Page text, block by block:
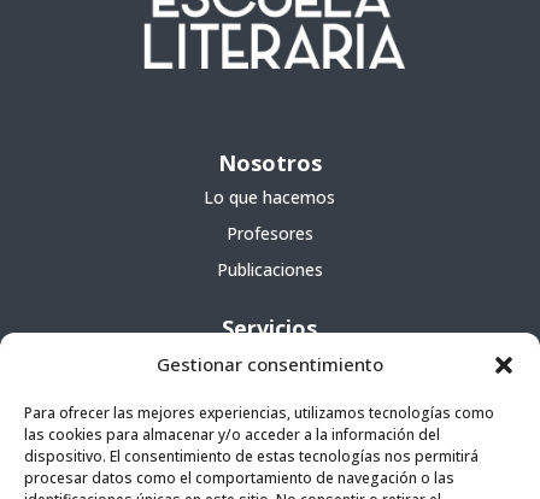
Gestionar consentimiento
Para ofrecer las mejores experiencias, utilizamos tecnologías como
las cookies para almacenar y/o acceder a la información del
dispositivo. El consentimiento de estas tecnologías nos permitirá
procesar datos como el comportamiento de navegación o las
Nosotros
Lo que hacemos
Profesores
Publicaciones
Servicios
Escuela portátil
Agencia literaria